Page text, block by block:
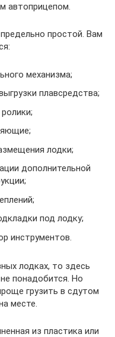
автоприцепом.
простой. Вам
механизма;
плавсредства;
лодки;
дополнительной
под лодку;
инструментов.
лодках, то здесь
понадобится. Но
грузить в сдутом
месте.
из пластика или